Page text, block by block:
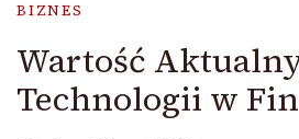
BIZNES
Wartość
Technologii w